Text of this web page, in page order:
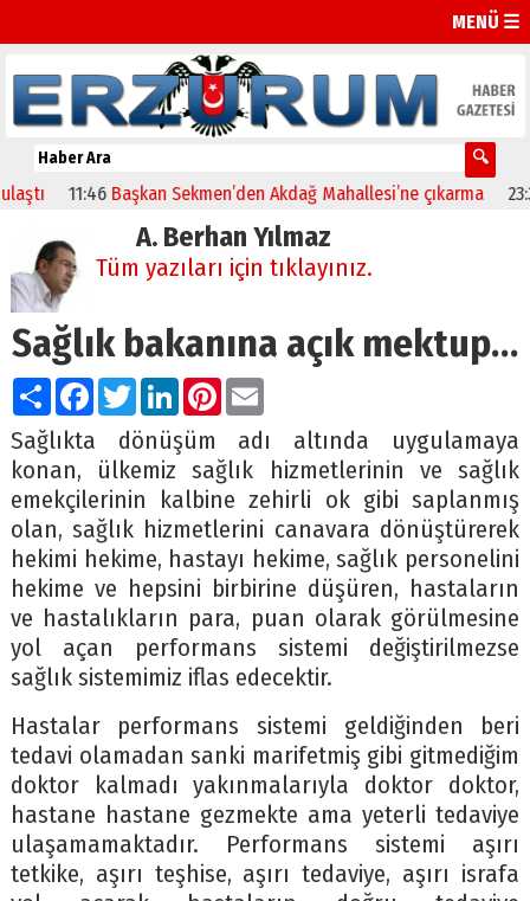
MENÜ ☰
11:46 Başkan Sekmen’den Akdağ Mahallesi’ne çıkarma 23:32
A. Berhan Yılmaz
Tüm yazıları için tıklayınız.
Sağlık bakanına açık mektup…
PaylaşFacebook
TwitterLinkedIn
Pinterest
Email
Sağlıkta dönüşüm adı altında uygulamaya
konan, ülkemiz sağlık hizmetlerinin ve sağlık
emekçilerinin kalbine zehirli ok gibi saplanmış
olan, sağlık hizmetlerini canavara dönüştürerek
hekimi hekime, hastayı hekime, sağlık personelini
hekime ve hepsini birbirine düşüren, hastaların
ve hastalıkların para, puan olarak görülmesine
yol açan performans sistemi değiştirilmezse
sağlık sistemimiz iflas edecektir.
Hastalar performans sistemi geldiğinden beri
tedavi olamadan sanki marifetmiş gibi gitmediğim
doktor kalmadı yakınmalarıyla doktor doktor,
hastane hastane gezmekte ama yeterli tedaviye
ulaşamamaktadır. Performans sistemi aşırı
tetkike, aşırı teşhise, aşırı tedaviye, aşırı israfa